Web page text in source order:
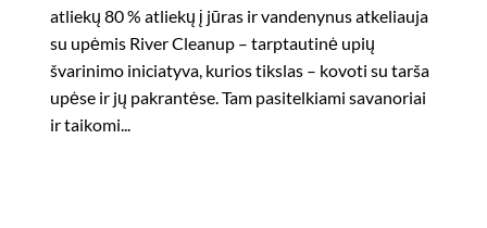
atliekų 80 % atliekų į jūras ir vandenynus atkeliauja
su upėmis River Cleanup – tarptautinė upių
švarinimo iniciatyva, kurios tikslas – kovoti su tarša
upėse ir jų pakrantėse. Tam pasitelkiami savanoriai
ir taikomi...